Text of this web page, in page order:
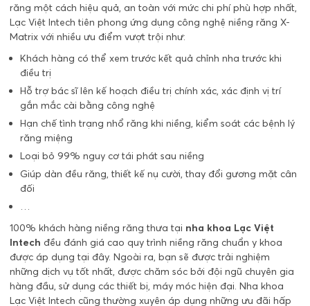
răng một cách hiệu quả, an toàn với mức chi phí phù hợp nhất,
Lạc Việt Intech tiên phong ứng dụng công nghệ niềng răng X-
Matrix với nhiều ưu điểm vượt trội như:
Khách hàng có thể xem trước kết quả chỉnh nha trước khi
điều trị
Hỗ trợ bác sĩ lên kế hoạch điều trị chính xác, xác định vị trí
gắn mắc cài bằng công nghệ
Hạn chế tình trạng nhổ răng khi niềng, kiểm soát các bệnh lý
răng miệng
Loại bỏ 99% nguy cơ tái phát sau niềng
Giúp dàn đều răng, thiết kế nụ cười, thay đổi gương mặt cân
đối
…
100% khách hàng niềng răng thưa tại nha khoa Lạc Việt
Intech đều đánh giá cao quy trình niềng răng chuẩn y khoa
được áp dụng tại đây. Ngoài ra, bạn sẽ được trải nghiệm
những dịch vụ tốt nhất, được chăm sóc bởi đội ngũ chuyên gia
hàng đầu, sử dụng các thiết bị, máy móc hiện đại. Nha khoa
Lạc Việt Intech cũng thường xuyên áp dụng những ưu đãi hấp